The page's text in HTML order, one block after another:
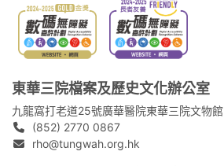
東華三院檔案及歷史文化辦公室
九龍窩打老道25號廣華醫院東華三院文物館
(852) 2770 0867
rho@tungwah.org.hk